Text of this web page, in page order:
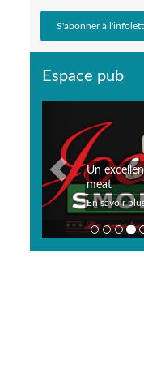
Espace pub
Un
meat
En savoir